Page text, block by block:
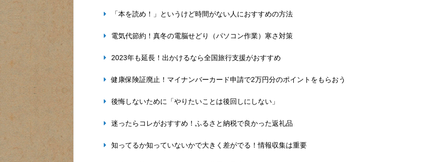
「本を読め！」というけど時間がない人におすすめの方法
電気代節約！真冬の電脳せどり（パソコン作業）寒さ対策
2023年も延長！出かけるなら全国旅行支援がおすすめ
健康保険証廃止！マイナンバーカード申請で2万円分のポイントをもらおう
後悔しないために「やりたいことは後回しにしない」
迷ったらコレがおすすめ！ふるさと納税で良かった返礼品
知ってるか知っていないかで大きく差がでる！情報収集は重要